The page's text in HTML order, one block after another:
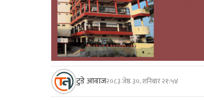
टुडे आवाज२०८३ जेष्ठ ३०, शनिबार २१:५४